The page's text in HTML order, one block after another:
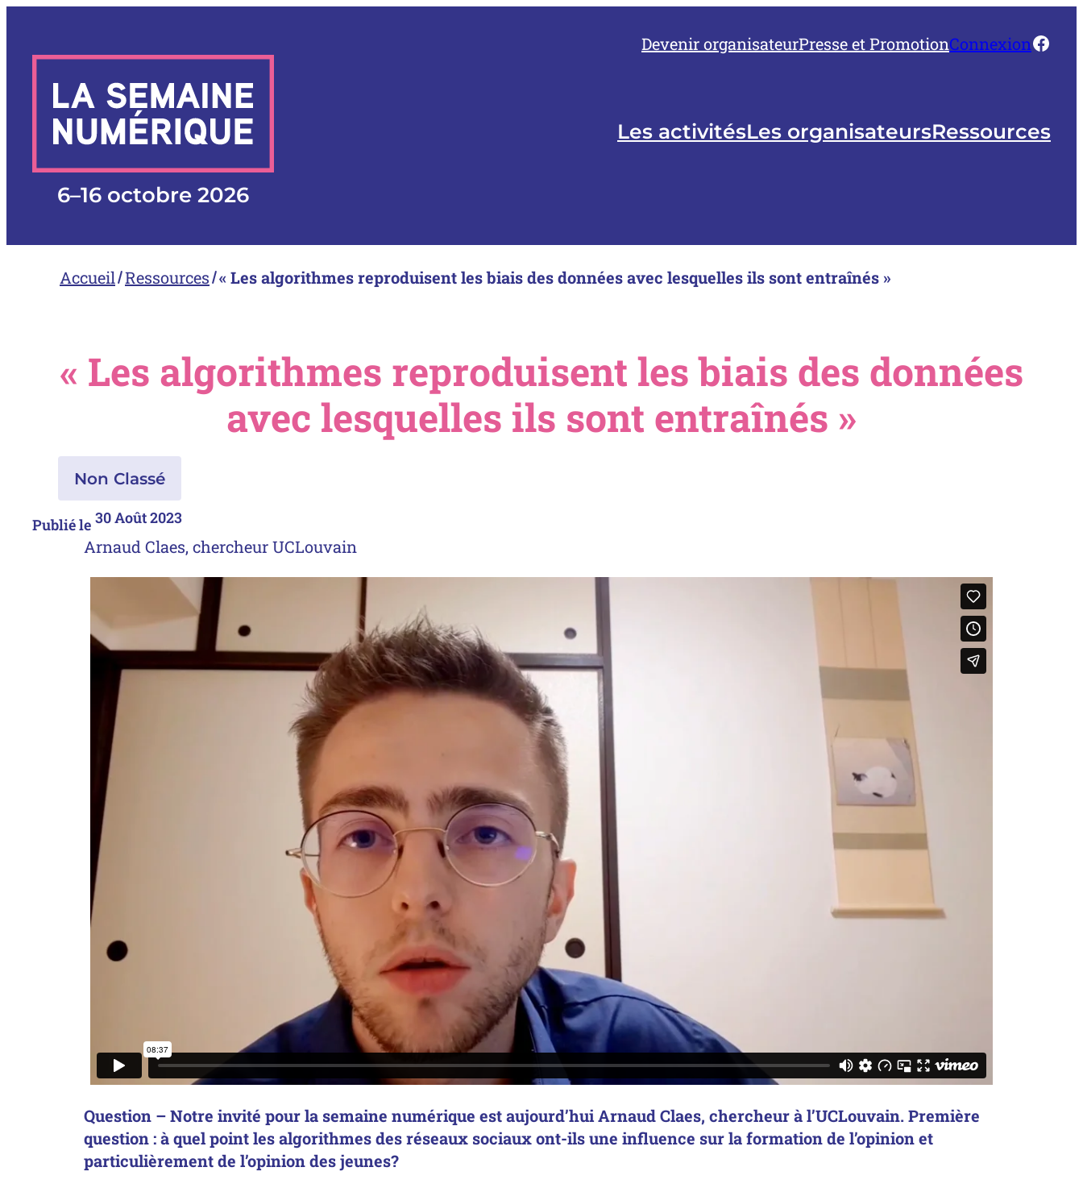
contenu
Devenir organisateurPresse et PromotionConnexion
6–16 octobre 2026
Les activitésLes organisateursRessources
Accueil Ressources « Les algorithmes reproduisent les biais des données avec lesquelles ils sont entraînés »
« Les algorithmes reproduisent les biais des données
avec lesquelles ils sont entraînés »
Non Classé
Publié le 30 Août 2023
Arnaud Claes, chercheur UCLouvain
Question – Notre invité pour la semaine numérique est aujourd’hui Arnaud Claes, chercheur à l’UCLouvain. Première
question : à quel point les algorithmes des réseaux sociaux ont-ils une influence sur la formation de l’opinion et
particulièrement de l’opinion des jeunes?